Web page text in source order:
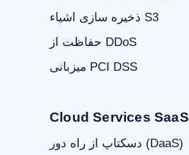
ذخیره سازی اشیاء S3
حفاظت از DDoS
میزبانی PCI DSS
Cloud Services SaaS
دسکتاپ از راه دور (DaaS)